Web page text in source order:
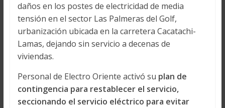
daños en los postes de electricidad de media
tensión en el sector Las Palmeras del Golf,
urbanización ubicada en la carretera Cacatachi-
Lamas, dejando sin servicio a decenas de
viviendas.
Personal de Electro Oriente activó su plan de
contingencia para restablecer el servicio,
seccionando el servicio eléctrico para evitar